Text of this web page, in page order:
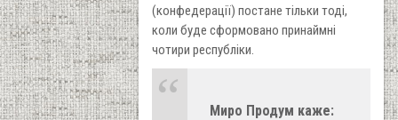
(конфедерації) постане тільки тоді,
коли буде сформовано принаймні
чотири республіки.
Миро Продум каже: